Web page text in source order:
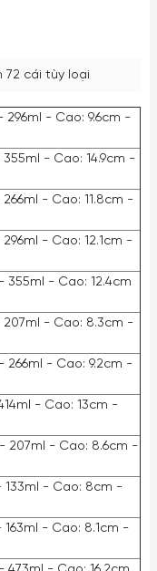
72 cái tùy loại
- Cao: 9.6cm -
- Cao: 14.9cm -
- Cao: 11.8cm -
- Cao: 12.1cm -
- Cao: 12.4cm
207ml - Cao: 8.3cm -
- Cao: 9.2cm -
- Cao: 13cm -
207ml - Cao: 8.6cm -
133ml - Cao: 8cm -
- Cao: 8.1cm -